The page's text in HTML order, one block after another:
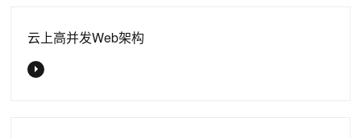
云上高并发Web架构